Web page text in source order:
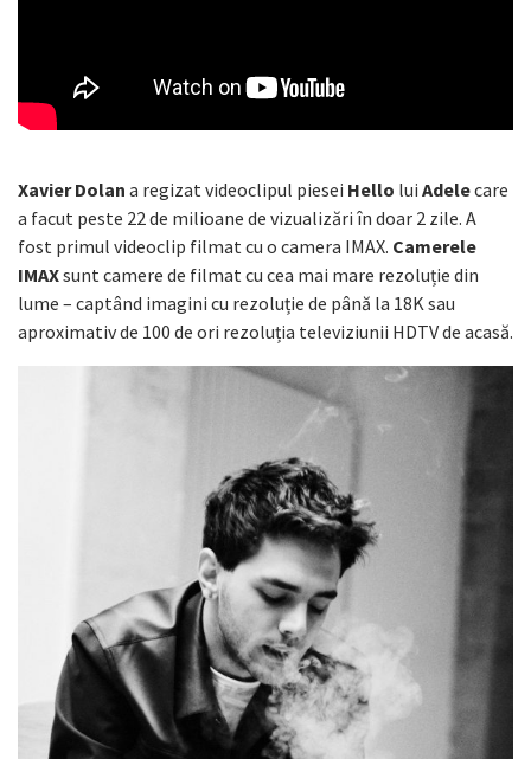
Xavier Dolan a regizat videoclipul piesei Hello lui Adelecare
a facut peste 22 de milioane de vizualizări în doar 2 zile. A
fost primul videoclip filmat cu o camera IMAX. Camerele
IMAXsunt camere de filmat cu cea mai mare rezoluție din
lume – captând imagini cu rezoluție de până la 18K sau
aproximativ de 100 de ori rezoluția televiziunii HDTV de acasă.